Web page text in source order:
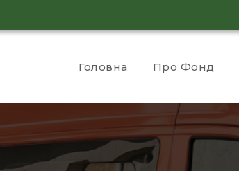
Головна Про Фонд